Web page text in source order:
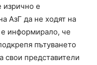
изрично е
AзГ да не ходят на
информирало, че
пътуването
свои представители